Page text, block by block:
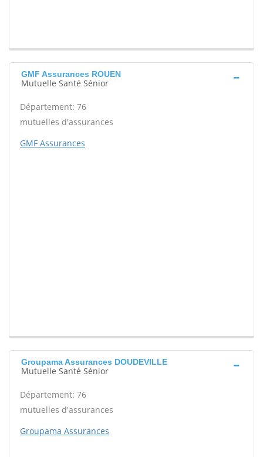
GMF Assurances ROUEN
Mutuelle Santé Sénior
Département: 76
mutuelles d'assurances
GMF Assurances
Groupama Assurances DOUDEVILLE
Mutuelle Santé Sénior
Département: 76
mutuelles d'assurances
Groupama Assurances